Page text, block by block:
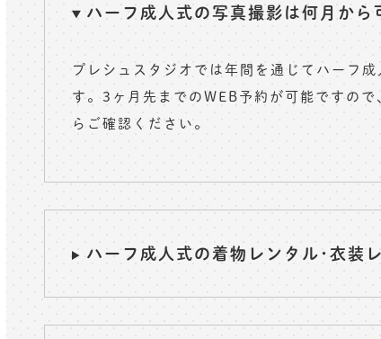
ハーフ成人式の写真撮影は何月から
プレシュスタジオでは年間を通じてハーフ
す。3ヶ月先までのWEB予約が可能ですの
らご確認ください。
ハーフ成人式の着物レンタル･衣装